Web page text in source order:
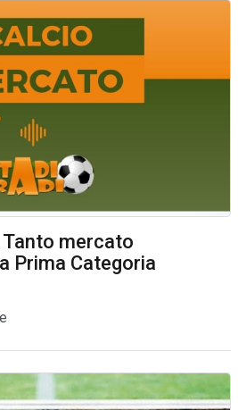
Tanto mercato
Prima Categoria